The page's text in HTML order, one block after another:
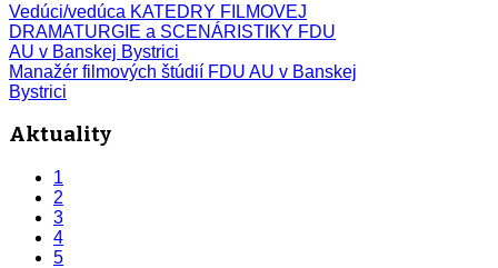
Vedúci/vedúca KATEDRY FILMOVEJ
DRAMATURGIE a SCENÁRISTIKY FDU
AU v Banskej Bystrici
Manažér filmových štúdií FDU AU v Banskej
Bystrici
Aktuality
1
2
3
4
5